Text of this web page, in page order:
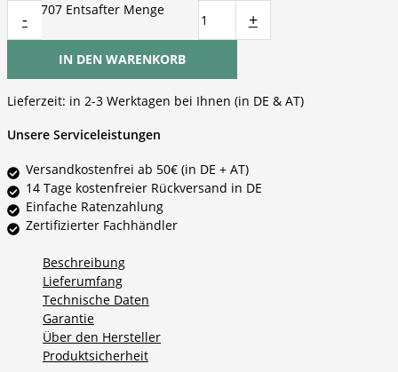
-
Sana 707 Entsafter Menge +
IN DEN WARENKORB
Lieferzeit: in 2-3 Werktagen bei Ihnen (in DE & AT)
Unsere Serviceleistungen
Versandkostenfrei ab 50€ (in DE + AT)
14 Tage kostenfreier Rückversand in DE
Einfache Ratenzahlung
Zertifizierter Fachhändler
Beschreibung
Lieferumfang
Technische Daten
Garantie
Über den Hersteller
Produktsicherheit